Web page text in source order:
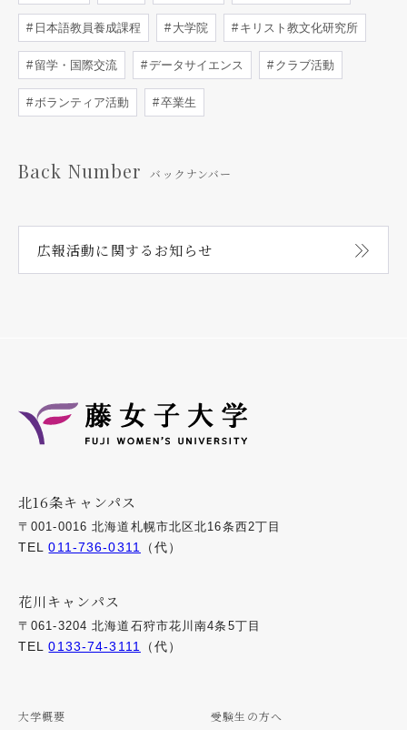
日本語教員養成課程 大学院 キリスト教文化研究所
留学・国際交流 データサイエンス クラブ活動
ボランティア活動 卒業生
Back Number バックナンバー
広報活動に関する お知らせ
北16条キャンパス
〒001-0016 北海道札幌市北区北16条西2丁目
TEL011-736-0311 （代）
花川キャンパス
〒061-3204 北海道石狩市花川南4条5丁目
TEL0133-74-3111 （代）
大学概要
受験生の方へ